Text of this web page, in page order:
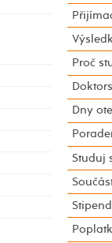
Proč
Dny
Studuj